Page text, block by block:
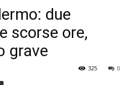
due
scorse ore,
grave
0
325